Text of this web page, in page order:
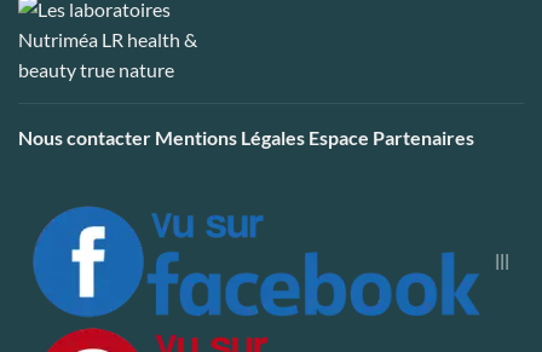
Nous contacter Mentions Légales Espace Partenaires
|||